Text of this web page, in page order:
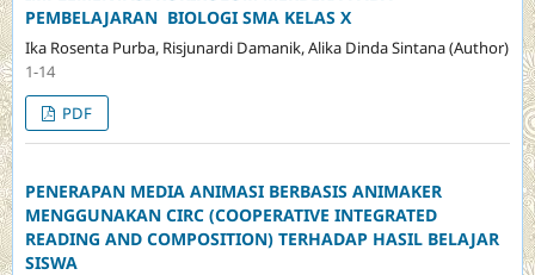
PEMBELAJARAN BIOLOGI SMA KELAS X
Ika Rosenta Purba, Risjunardi Damanik, Alika Dinda Sintana (Author)
1-14
PDF
PENERAPAN MEDIA ANIMASI BERBASIS ANIMAKER
MENGGUNAKAN CIRC (COOPERATIVE INTEGRATED
READING AND COMPOSITION) TERHADAP HASIL BELAJAR
SISWA